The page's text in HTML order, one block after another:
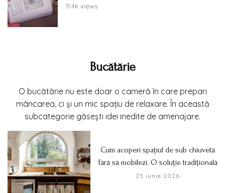
11.4k views
Bucătărie
O bucătărie nu este doar o cameră în care prepari
mâncarea, ci și un mic spațiu de relaxare. În această
subcategorie găsești idei inedite de amenajare.
Cum acoperi spațiul de sub chiuvetă
fără să mobilezi. O soluție tradițională
23 iunie 2026